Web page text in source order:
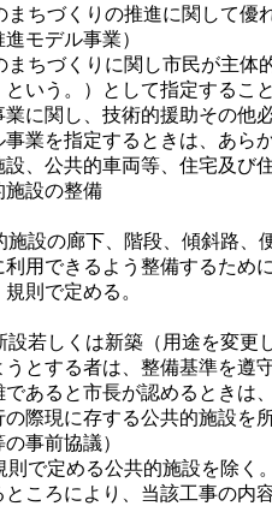
ちづくりの推進に関して優
モデル事業）
ちづくりに関し市民が主体
いう。）として指定するこ
に関し、技術的援助その他
業を指定するときは、あら
、公共的車両等、住宅及び
設の整備
設の廊下、階段、傾斜路、
用できるよう整備するため
則で定める。
若しくは新築（用途を変更
とする者は、整備基準を遵
あると市長が認めるときは
際現に存する公共的施設を
事前協議）
で定める公共的施設を除く
ところにより、当該工事の内